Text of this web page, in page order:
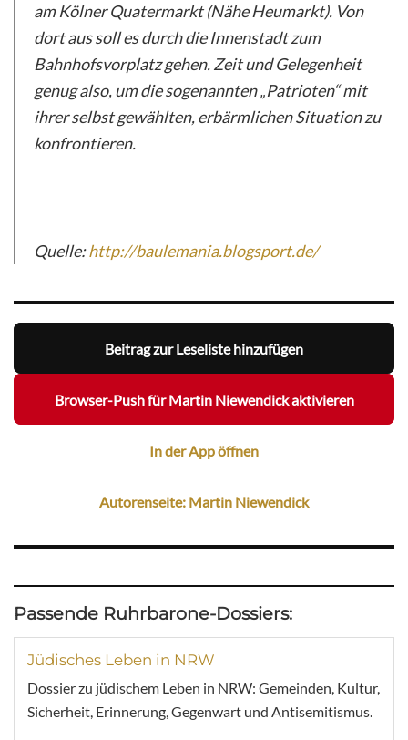
am Kölner Quatermarkt (Nähe Heumarkt). Von
dort aus soll es durch die Innenstadt zum
Bahnhofsvorplatz gehen. Zeit und Gelegenheit
genug also, um die sogenannten „Patrioten“ mit
ihrer selbst gewählten, erbärmlichen Situation zu
konfrontieren.
Quelle:http://baulemania.blogsport.de/
Beitrag zur Leseliste hinzufügen
Browser-Push für Martin Niewendick aktivieren
In der App öffnen
Autorenseite: Martin Niewendick
Passende Ruhrbarone-Dossiers:
Jüdisches Leben in NRW
Dossier zu jüdischem Leben in NRW: Gemeinden, Kultur,
Sicherheit, Erinnerung, Gegenwart und Antisemitismus.